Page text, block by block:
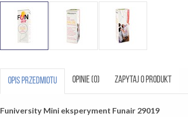
OPIS PRZEDMIOTU OPINIE (0) ZAPYTAJ O PRODUKT
Funiversity Mini eksperyment Funair 29019